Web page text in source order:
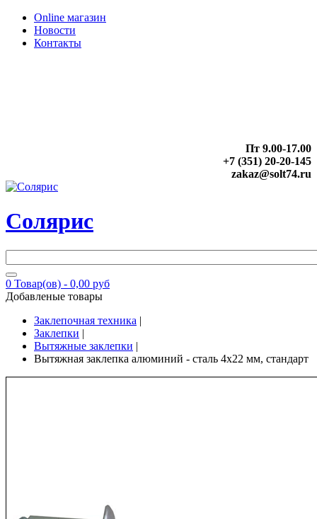
Online магазин
Новости
Контакты
Пт 9.00-17.00
+7 (351) 20-20-145
zakaz@solt74.ru
Солярис
0 Товар(ов) - 0,00 руб
Добавленые товары
Заклепочная техника |
Заклепки |
Вытяжные заклепки |
Вытяжная заклепка алюминий - сталь 4х22 мм, стандарт